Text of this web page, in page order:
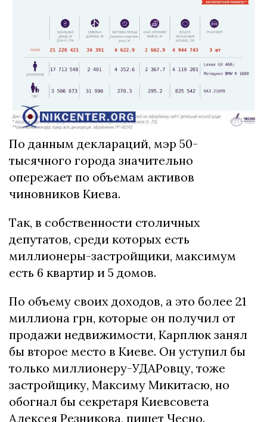
По данным деклараций, мэр 50-
тысячного города значительно
опережает по объемам активов
чиновников Киева.
Так, в собственности столичных
депутатов, среди которых есть
миллионеры-застройщики, максимум
есть 6 квартир и 5 домов.
По объему своих доходов, а это более 21
миллиона грн, которые он получил от
продажи недвижимости, Карплюк занял
бы второе место в Киеве. Он уступил бы
только миллионеру-УДАРовцу, тоже
застройщику, Максиму Микитасю, но
обогнал бы секретаря Киевсовета
Алексея Резникова, пишет Чесно.